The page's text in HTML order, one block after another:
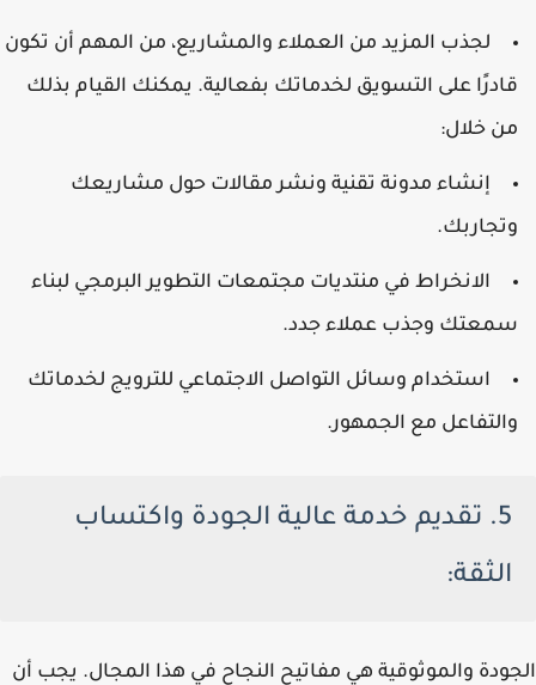
لجذب المزيد من العملاء والمشاريع، من المهم أن تكون
قادرًا على التسويق لخدماتك بفعالية. يمكنك القيام بذلك
من خلال:
إنشاء مدونة تقنية ونشر مقالات حول مشاريعك
وتجاربك.
الانخراط في منتديات مجتمعات التطوير البرمجي لبناء
سمعتك وجذب عملاء جدد.
استخدام وسائل التواصل الاجتماعي للترويج لخدماتك
والتفاعل مع الجمهور.
5. تقديم خدمة عالية الجودة واكتساب
الثقة:
الجودة والموثوقية هي مفاتيح النجاح في هذا المجال. يجب أن